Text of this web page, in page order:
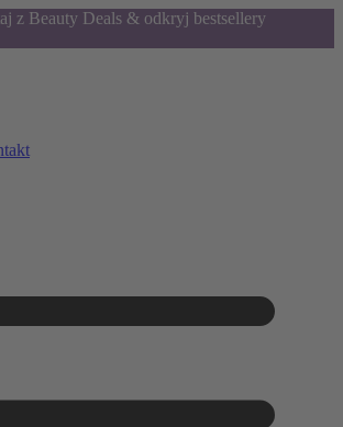
z Beauty Deals & odkryj bestsellery